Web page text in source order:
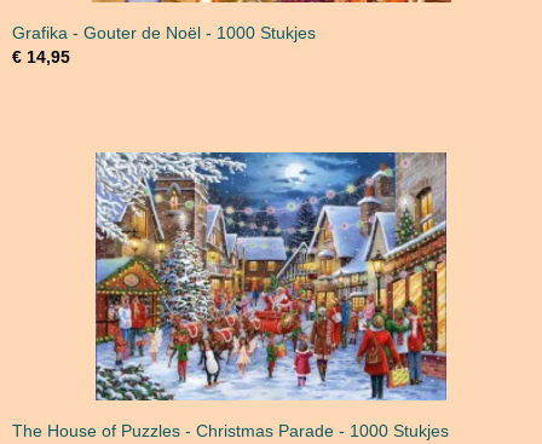
Grafika - Gouter de Noël - 1000 Stukjes
€ 14,95
The House of Puzzles - Christmas Parade - 1000 Stukjes